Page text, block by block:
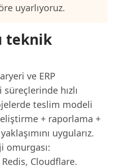
uyarlıyoruz.
teknik
ve ERP
hızlı
teslim modeli
+ raporlama +
uygularız.
omurgası:
Cloudflare.